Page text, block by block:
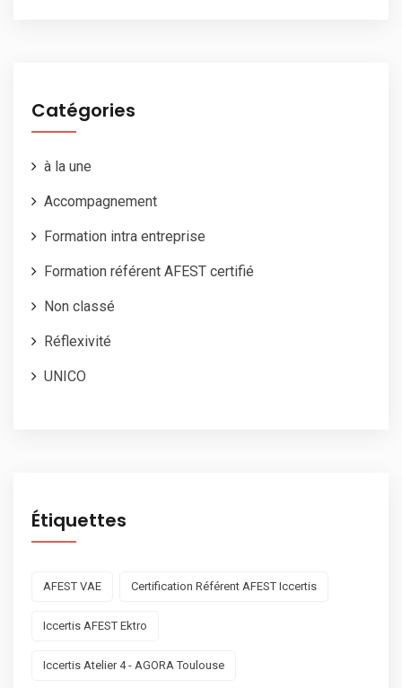
Catégories
à la une
Accompagnement
Formation intra entreprise
Formation référent AFEST certifié
Non classé
Réflexivité
UNICO
Étiquettes
AFEST VAE Certification Référent AFEST Iccertis
Iccertis AFEST Ektro
Iccertis Atelier 4 - AGORA Toulouse